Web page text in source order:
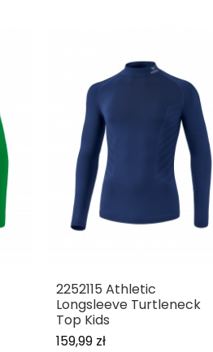
2252115 Athletic
Longsleeve Turtleneck
Top Kids
159,99 zł